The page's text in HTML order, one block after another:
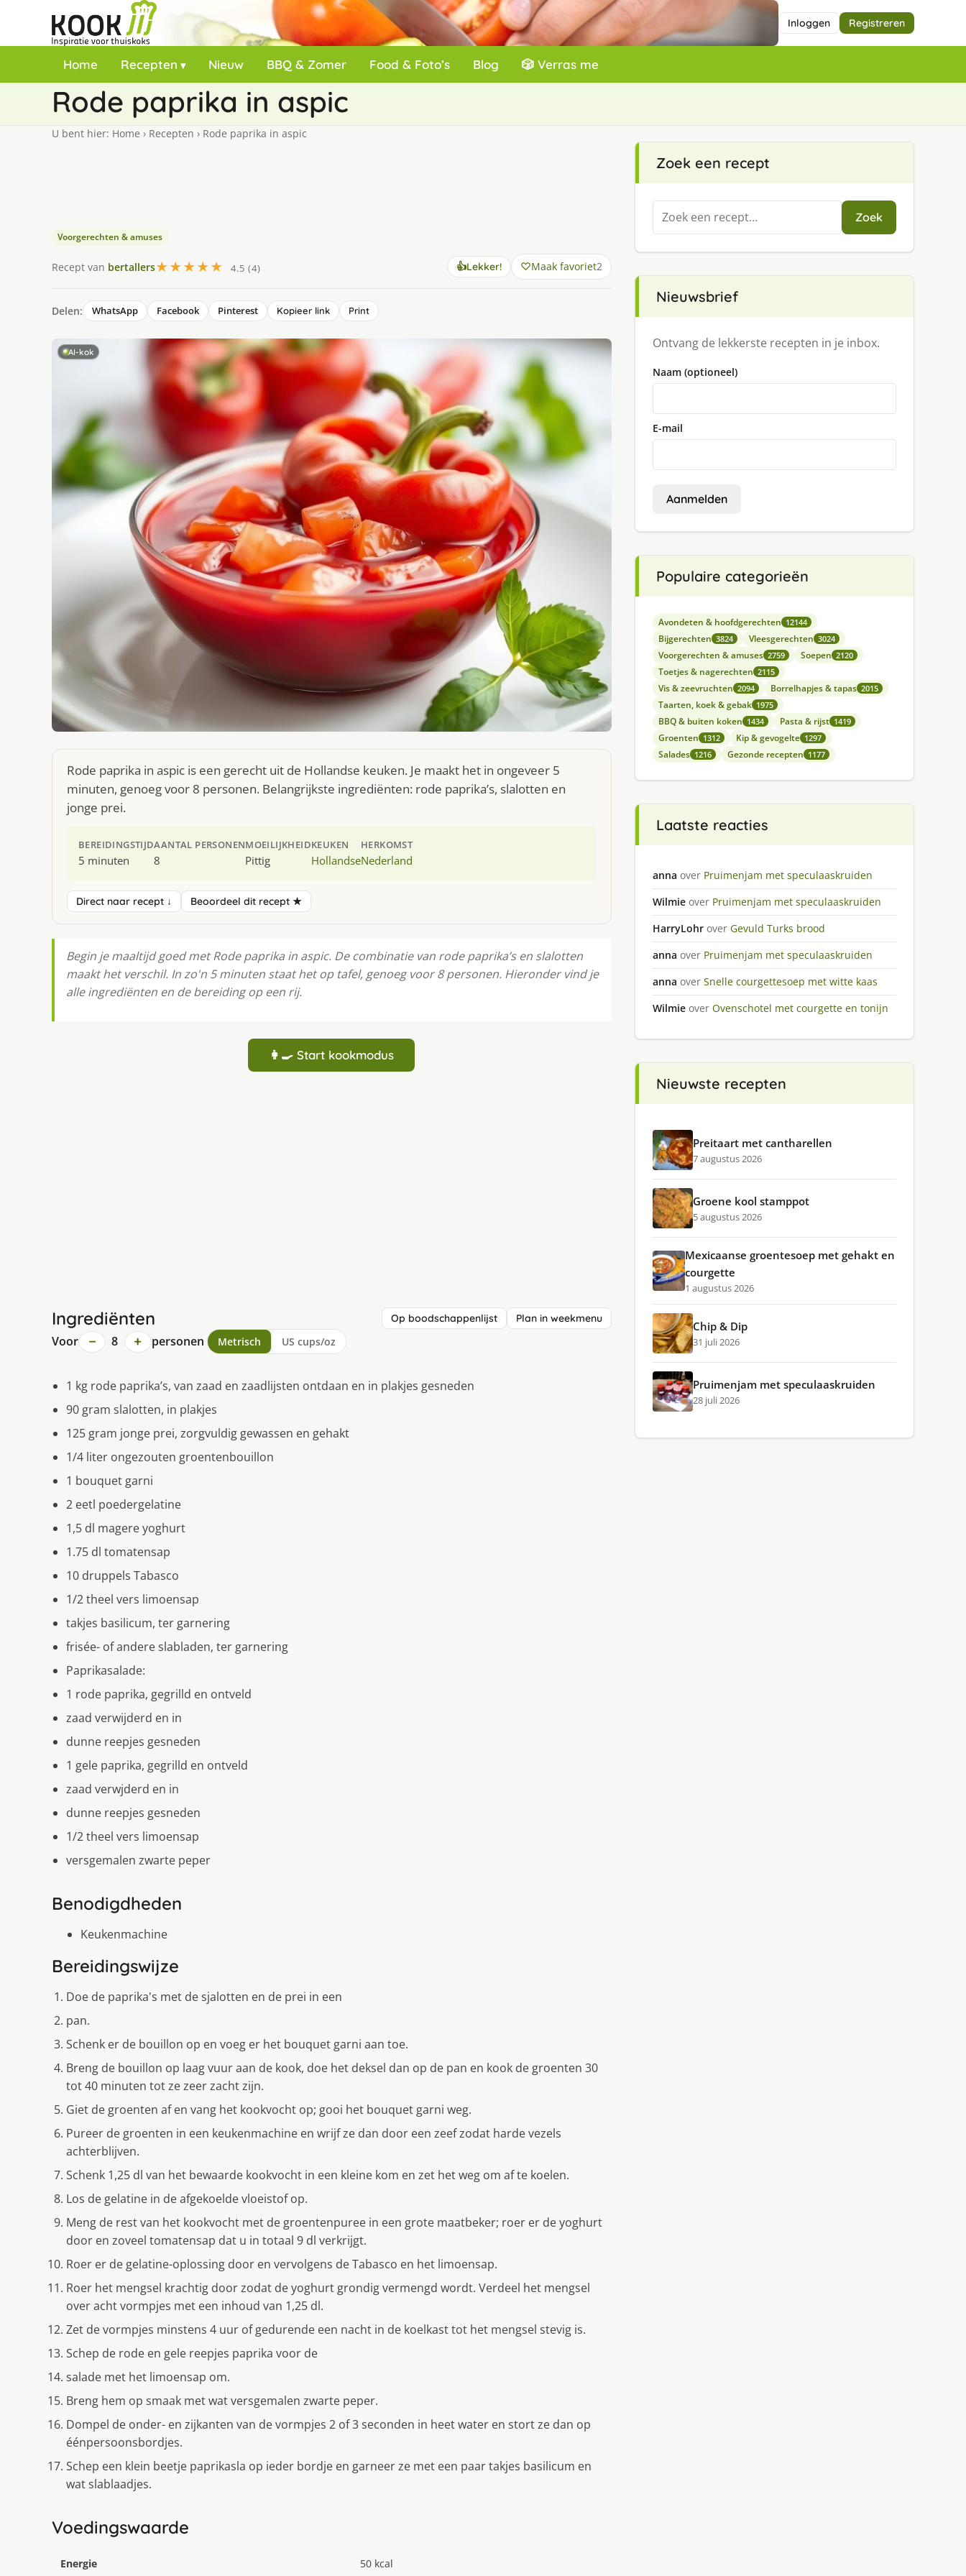
Inloggen Registreren
Home Recepten Nieuw BBQ & Zomer Food & Foto’s Blog 🎲 Verras me
Rode paprika in aspic
U bent hier: Home › Recepten › Rode paprika in aspic
Voorgerechten & amuses
Recept van bertallers★★★★★ 4.5 (4) 👍Lekker! Maak favoriet2
Delen: WhatsApp Facebook Pinterest Kopieer link Print
AI-kok
Rode paprika in aspic is een gerecht uit de Hollandse keuken. Je maakt het in ongeveer 5
minuten, genoeg voor 8 personen. Belangrijkste ingrediënten: rode paprika’s, slalotten en
jonge prei.
BEREIDINGSTIJD
5 minuten
AANTAL PERSONEN
8
MOEILIJKHEID
Pittig
KEUKEN
Hollandse
HERKOMST
Nederland
Direct naar recept ↓ Beoordeel dit recept ★
Begin je maaltijd goed met Rode paprika in aspic. De combinatie van rode paprika’s en slalotten
maakt het verschil. In zo'n 5 minuten staat het op tafel, genoeg voor 8 personen. Hieronder vind je
alle ingrediënten en de bereiding op een rij.
👩‍🍳 Start kookmodus
Ingrediënten Op boodschappenlijst Plan in weekmenu
Voor − 8 + personen Metrisch US cups/oz
1 kg rode paprika’s, van zaad en zaadlijsten ontdaan en in plakjes gesneden
90 gram slalotten, in plakjes
125 gram jonge prei, zorgvuldig gewassen en gehakt
1/4 liter ongezouten groentenbouillon
1 bouquet garni
2 eetl poedergelatine
1,5 dl magere yoghurt
1.75 dl tomatensap
10 druppels Tabasco
1/2 theel vers limoensap
takjes basilicum, ter garnering
frisée- of andere slabladen, ter garnering
Paprikasalade:
1 rode paprika, gegrilld en ontveld
zaad verwijderd en in
dunne reepjes gesneden
1 gele paprika, gegrilld en ontveld
zaad verwjderd en in
dunne reepjes gesneden
1/2 theel vers limoensap
versgemalen zwarte peper
Benodigdheden
Keukenmachine
Bereidingswijze
Doe de paprika's met de sjalotten en de prei in een
pan.
Schenk er de bouillon op en voeg er het bouquet garni aan toe.
Breng de bouillon op laag vuur aan de kook, doe het deksel dan op de pan en kook de groenten 30
tot 40 minuten tot ze zeer zacht zijn.
Giet de groenten af en vang het kookvocht op; gooi het bouquet garni weg.
Pureer de groenten in een keukenmachine en wrijf ze dan door een zeef zodat harde vezels
achterblijven.
Schenk 1,25 dl van het bewaarde kookvocht in een kleine kom en zet het weg om af te koelen.
Los de gelatine in de afgekoelde vloeistof op.
Meng de rest van het kookvocht met de groentenpuree in een grote maatbeker; roer er de yoghurt
door en zoveel tomatensap dat u in totaal 9 dl verkrijgt.
Roer er de gelatine-oplossing door en vervolgens de Tabasco en het limoensap.
Roer het mengsel krachtig door zodat de yoghurt grondig vermengd wordt. Verdeel het mengsel
over acht vormpjes met een inhoud van 1,25 dl.
Zet de vormpjes minstens 4 uur of gedurende een nacht in de koelkast tot het mengsel stevig is.
Schep de rode en gele reepjes paprika voor de
salade met het limoensap om.
Breng hem op smaak met wat versgemalen zwarte peper.
Dompel de onder- en zijkanten van de vormpjes 2 of 3 seconden in heet water en stort ze dan op
éénpersoonsbordjes.
Schep een klein beetje paprikasla op ieder bordje en garneer ze met een paar takjes basilicum en
wat slablaadjes.
Voedingswaarde
Energie 50 kcal
Zoek een recept
Zoeken
naar:
Zoek
Nieuwsbrief
Ontvang de lekkerste recepten in je inbox.
Naam (optioneel)
E-mail
Aanmelden
Populaire categorieën
Avondeten & hoofdgerechten 12144
Bijgerechten 3824 Vleesgerechten 3024
Voorgerechten & amuses 2759 Soepen 2120
Toetjes & nagerechten 2115
Vis & zeevruchten 2094 Borrelhapjes & tapas 2015
Taarten, koek & gebak 1975
BBQ & buiten koken 1434 Pasta & rijst 1419
Groenten 1312 Kip & gevogelte 1297
Salades 1216 Gezonde recepten 1177
Laatste reacties
anna over Pruimenjam met speculaaskruiden
Wilmie over Pruimenjam met speculaaskruiden
HarryLohr over Gevuld Turks brood
anna over Pruimenjam met speculaaskruiden
anna over Snelle courgettesoep met witte kaas
Wilmie over Ovenschotel met courgette en tonijn
Nieuwste recepten
Preitaart met cantharellen
7 augustus 2026
Groene kool stamppot
5 augustus 2026
Mexicaanse groentesoep met gehakt en
courgette
1 augustus 2026
Chip & Dip
31 juli 2026
Pruimenjam met speculaaskruiden
28 juli 2026